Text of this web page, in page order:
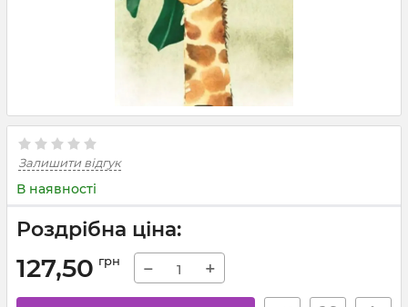
Залишити відгук
В наявності
Роздрібна ціна:
127,50 грн − +